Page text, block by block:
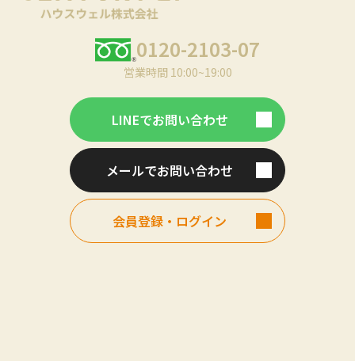
0120-2103-07
営業時間 10:00~19:00
LINEでお問い合わせ
メールでお問い合わせ
会員登録・ログイン